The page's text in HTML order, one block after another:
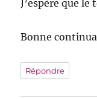
J’espère que
Bonne
Répondre